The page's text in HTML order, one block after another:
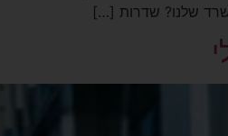
שלנו? שדרות […]